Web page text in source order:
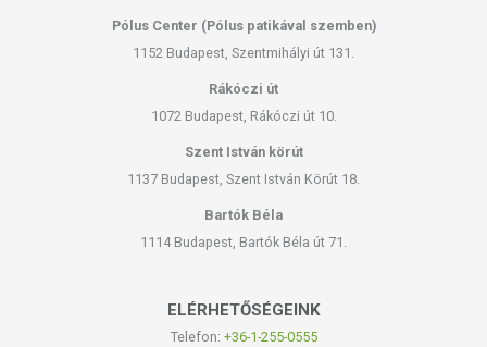
Pólus Center (Pólus patikával szemben)
1152 Budapest, Szentmihályi út 131.
Rákóczi út
1072 Budapest, Rákóczi út 10.
Szent István körút
1137 Budapest, Szent István Körút 18.
Bartók Béla
1114 Budapest, Bartók Béla út 71.
ELÉRHETŐSÉGEINK
Telefon: +36-1-255-0555